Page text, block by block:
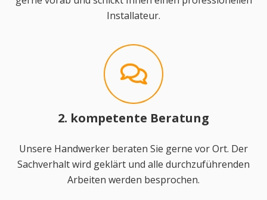
Installateur.
2. kompetente Beratung
Unsere Handwerker beraten Sie gerne vor Ort. Der
Sachverhalt wird geklärt und alle durchzuführenden
Arbeiten werden besprochen.